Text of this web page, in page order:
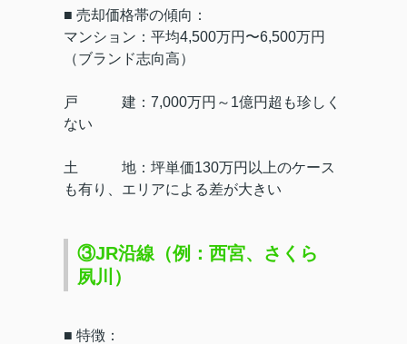
■ 売却価格帯の傾向：
マンション：平均4,500万円〜6,500万円
（ブランド志向高）
戸 建：7,000万円～1億円超も珍しく
ない
土 地：坪単価130万円以上のケース
も有り、エリアによる差が大きい
③JR沿線（例：西宮、さくら
夙川）
■ 特徴：